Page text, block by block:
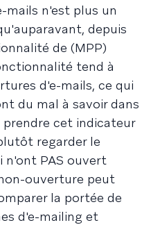
mails n'est plus un
depuis
de (MPP)
tend à
d'e-mails, ce qui
du mal à savoir dans
cet indicateur
regarder le
n'ont PAS ouvert
ouverture peut
la portée de
d'e-mailing et